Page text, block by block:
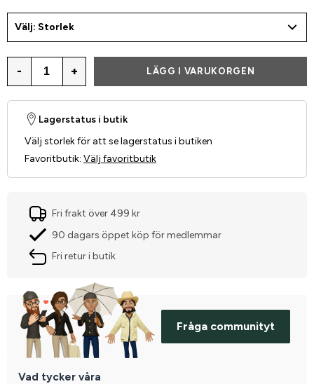
Välj: Storlek
- + LÄGG I VARUKORGEN
Lagerstatus i butik
Välj storlek för att se lagerstatus i butiken
Favoritbutik: Välj favoritbutik
Fri frakt över 499 kr
90 dagars öppet köp för medlemmar
Fri retur i butik
Fråga communityt
Vad tycker våra